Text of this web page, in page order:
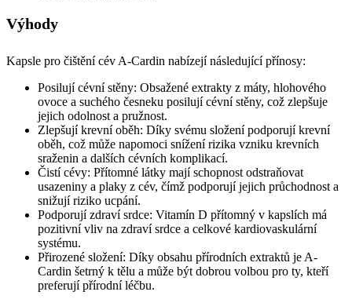
Výhody
Kapsle pro čištění cév A-Cardin nabízejí následující přínosy:
Posilují cévní stěny: Obsažené extrakty z máty, hlohového
ovoce a suchého česneku posilují cévní stěny, což zlepšuje
jejich odolnost a pružnost.
Zlepšují krevní oběh: Díky svému složení podporují krevní
oběh, což může napomoci snížení rizika vzniku krevních
sraženin a dalších cévních komplikací.
Čistí cévy: Přítomné látky mají schopnost odstraňovat
usazeniny a plaky z cév, čímž podporují jejich průchodnost a
snižují riziko ucpání.
Podporují zdraví srdce: Vitamín D přítomný v kapslích má
pozitivní vliv na zdraví srdce a celkové kardiovaskulární
systému.
Přirozené složení: Díky obsahu přírodních extraktů je A-
Cardin šetrný k tělu a může být dobrou volbou pro ty, kteří
preferují přírodní léčbu.